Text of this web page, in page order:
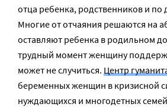
отца ребенка, родственников и
Многие от отчаяния решаются на
оставляют ребенка в родильном
трудный момент женщину
может не случиться. Центр
беременных женщин в кризисной
нуждающихся и многодетных